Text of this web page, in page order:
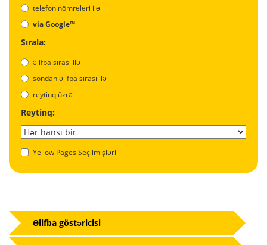
telefon nömrələri ilə
via Google™
Sırala:
əlifba sırası ilə
sondan əlifba sırası ilə
reytinq üzrə
Reytinq:
Yellow Pages Seçilmişləri
Əlifba göstəricisi